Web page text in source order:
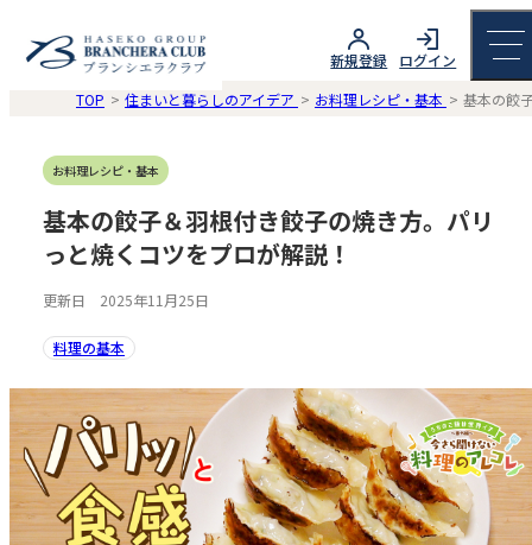
新規登録
ログイン
TOP
住まいと暮らしのアイデア お料理レシピ・基本 基本の餃
お料理レシピ・基本
基本の餃子＆羽根付き餃子の焼き方。パリ
っと焼くコツをプロが解説！
更新日 2025年11月25日
料理の基本